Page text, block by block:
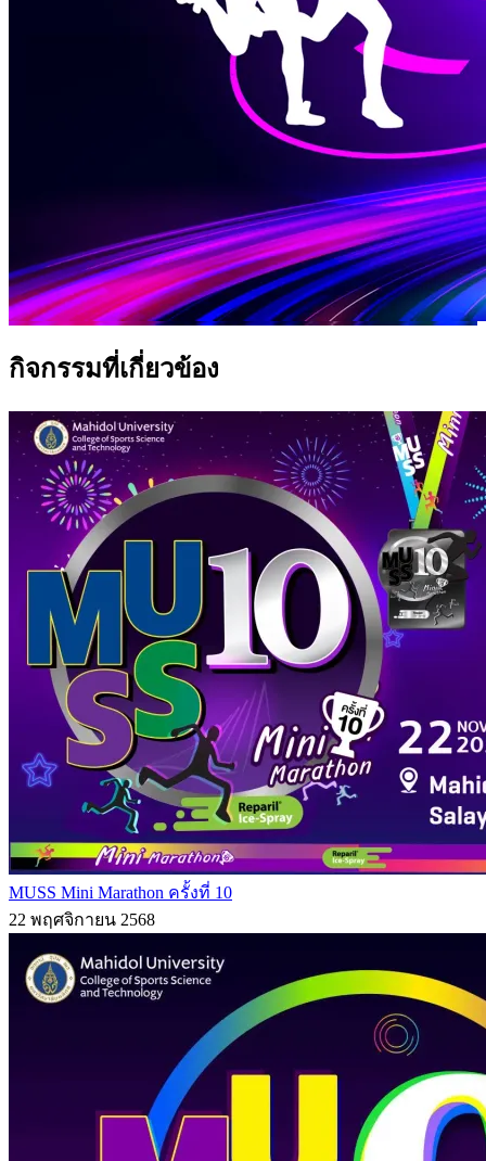
กิจกรรมที่เกี่ยวข้อง
MUSS Mini Marathon ครั้งที่ 10
22 พฤศจิกายน 2568